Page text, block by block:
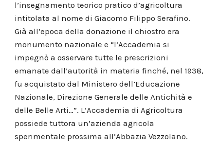
l’insegnamento teorico pratico d’agricoltura
intitolata al nome di Giacomo Filippo Serafino.
Già all’epoca della donazione il chiostro era
monumento nazionale e “l’Accademia si
impegnò a osservare tutte le prescrizioni
emanate dall’autorità in materia finché, nel 1938,
fu acquistato dal Ministero dell’Educazione
Nazionale, Direzione Generale delle Antichità e
delle Belle Arti…”. L’Accademia di Agricoltura
possiede tuttora un’azienda agricola
sperimentale prossima all’Abbazia Vezzolano.